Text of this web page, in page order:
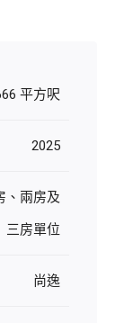
平方呎
2025
、兩房及
三房單位
尚逸